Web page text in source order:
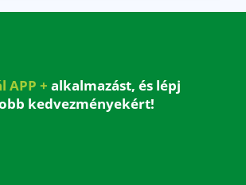
APP + alkalmazást, és lépj
kedvezményekért!